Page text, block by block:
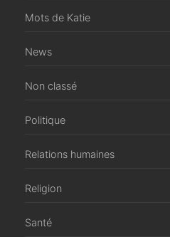
Mots de Katie
News
Non classé
Politique
Relations humaines
Religion
Santé